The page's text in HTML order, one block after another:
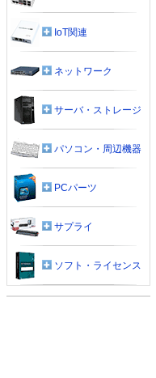
IoT関連
ネットワーク
サーバ・ストレージ
パソコン・周辺機器
PCパーツ
サプライ
ソフト・ライセンス